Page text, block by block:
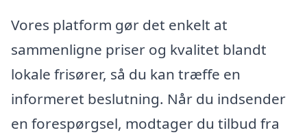
Vores platform gør det enkelt at
sammenligne priser og kvalitet blandt
lokale frisører, så du kan træffe en
informeret beslutning. Når du indsender
en forespørgsel, modtager du tilbud fra